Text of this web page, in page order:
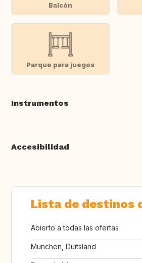
Balcón
Parque para juegos
Instrumentos
Accesibilidad
Lista de destinos
Abierto a todas las ofertas
München, Duitsland